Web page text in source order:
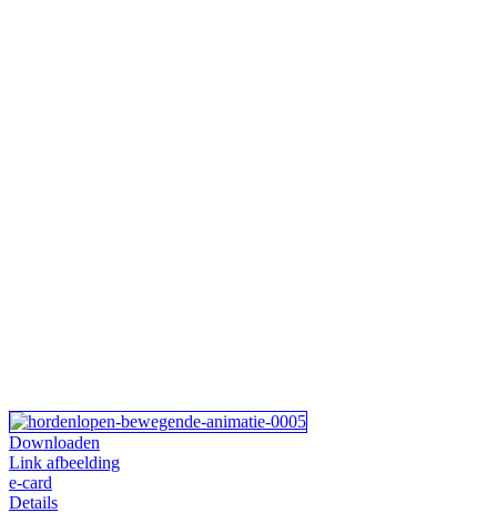
Downloaden
Link afbeelding
e-card
Details